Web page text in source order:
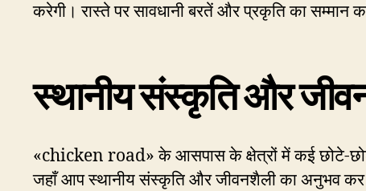
करेगी। रास्ते पर सावधानी बरतें और प्रकृति का सम्मान
स्थानीय संस्कृति और
«chicken road» के आसपास के क्षेत्रों में कई छोटे-
जहाँ आप स्थानीय संस्कृति और जीवनशैली का अनुभव